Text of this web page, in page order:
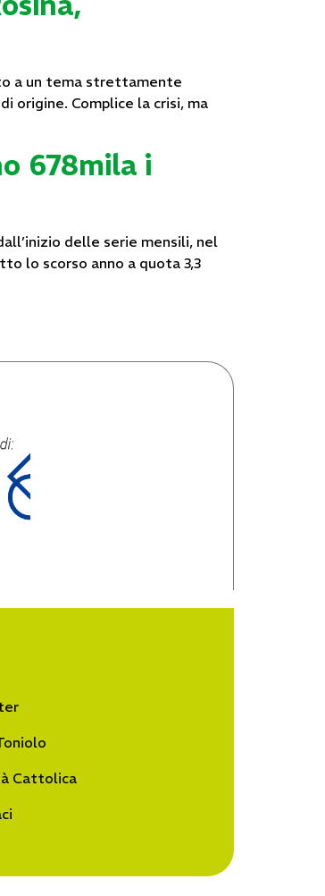
a un tema strettamente
origine. Complice la crisi, ma
678mila i
delle serie mensili, nel
lo scorso anno a quota 3,3
Cattolica